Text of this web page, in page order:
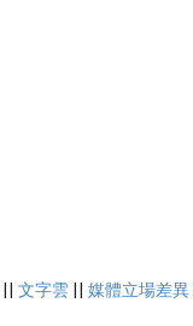
|| 文字雲 || 媒體立場差異